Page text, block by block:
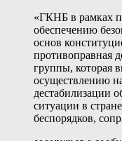
«ГКНБ в рамках
обеспечению
основ
противоправная
группы, которая
осуществлению
дестабилизации
ситуации в
беспорядков,